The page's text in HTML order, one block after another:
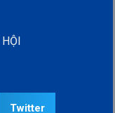
Twitter